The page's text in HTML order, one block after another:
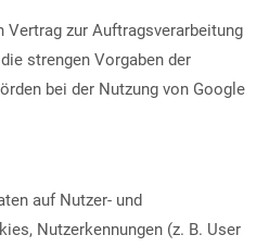
Vertrag zur Auftragsverarbeitung
strengen Vorgaben der
bei der Nutzung von Google
auf Nutzer- und
Nutzerkennungen (z. B. User